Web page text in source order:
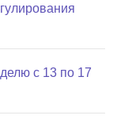
с 13 по 17